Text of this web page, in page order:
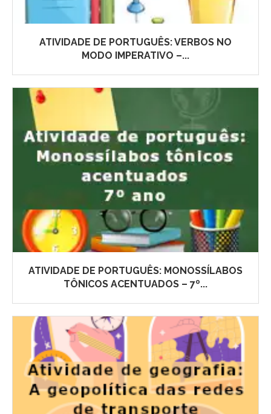
ATIVIDADE DE PORTUGUÊS: VERBOS NO
MODO IMPERATIVO –...
ATIVIDADE DE PORTUGUÊS: MONOSSÍLABOS
TÔNICOS ACENTUADOS – 7º...